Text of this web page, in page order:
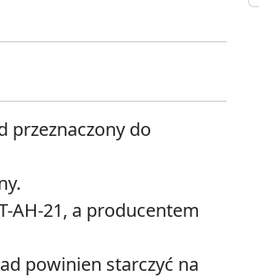
przeznaczony do
AH-21, a producentem
powinien starczyć na